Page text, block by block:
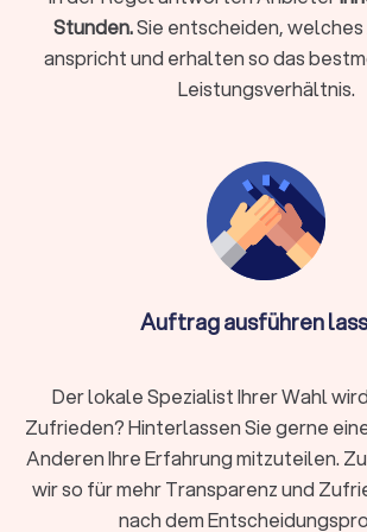
Momenten.
So finden Sie den richtigen
Fall. Diese Schritte helfen Ihnen bei der
Rechtsgebiet identifizieren
Arbeitsrecht, Familienrecht, Mietrecht,
Bereiche erfordern jeweils spezialisiertes
nachgewiesene Erfahrung in seinem Gebiet.
Regionale oder überregionale
Für viele Mandate ist ein Anwalt in Ihrer
Stunden.Sie entscheiden,
anspricht und erhalten so das
Leistungsverhältnis.
Auftrag ausführen
Der lokale Spezialist Ihrer Wahl
Zufrieden? Hinterlassen Sie gerne
Anderen Ihre Erfahrung mitzuteilen.
wir so für mehr Transparenz und
nach dem